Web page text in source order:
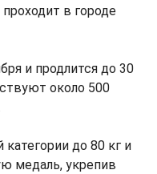
в городе
и продлится до 30
около 500
до 80 кг и
медаль, укрепив